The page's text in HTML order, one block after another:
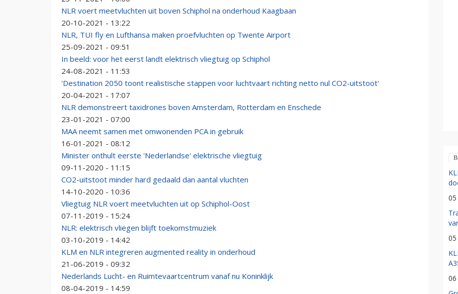
NLR voert meetvluchten uit boven Schiphol na onderhoud Kaagbaan
20-10-2021 - 13:22
NLR, TUI fly en Lufthansa maken proefvluchten op Twente Airport
25-09-2021 - 09:51
In beeld: voor het eerst landt elektrisch vliegtuig op Schiphol
24-08-2021 - 11:53
'Destination 2050 toont realistische stappen voor luchtvaart richting netto nul CO2-uitstoot'
20-04-2021 - 17:07
NLR demonstreert taxidrones boven Amsterdam, Rotterdam en Enschede
23-01-2021 - 07:00
MAA neemt samen met omwonenden PCA in gebruik
16-01-2021 - 08:12
Minister onthult eerste 'Nederlandse' elektrische vliegtuig
09-11-2020 - 11:15
CO2-uitstoot minder hard gedaald dan aantal vluchten
14-10-2020 - 10:36
Vliegtuig NLR voert meetvluchten uit op Schiphol-Oost
07-11-2019 - 15:24
NLR: elektrisch vliegen blijft toekomstmuziek
03-10-2019 - 14:42
KLM en NLR integreren augmented reality in onderhoud
21-06-2019 - 09:32
Nederlands Lucht- en Ruimtevaartcentrum vanaf nu Koninklijk
08-04-2019 - 14:59
05
05
06